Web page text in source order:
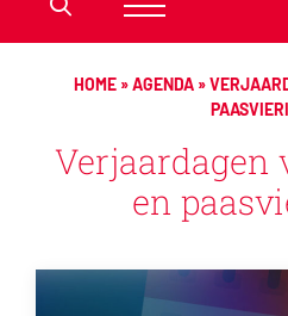
HOME »AGENDA »
Verjaardagen
en